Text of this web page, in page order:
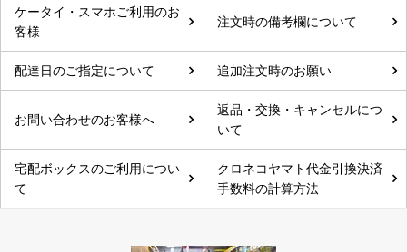
ケータイ・スマホご利用のお
客様
注文時の備考欄について
配達日のご指定について 追加注文時のお願い
お問い合わせのお客様へ
返品・交換・キャンセルにつ
いて
宅配ボックスのご利用につい
て
クロネコヤマト代金引換決済
手数料の計算方法